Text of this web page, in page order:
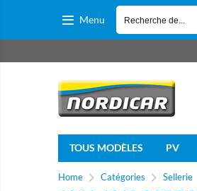
Menu
TOUS MODÈLES PV
Home Catégories Sellerie